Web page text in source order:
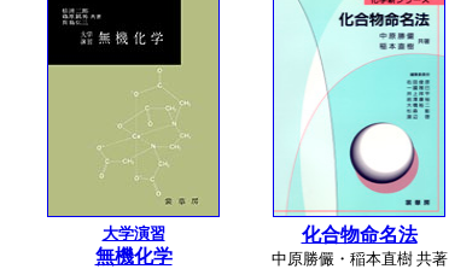
大学演習
無機化学
化合物命名法
中原勝儼・稲本直樹 共著